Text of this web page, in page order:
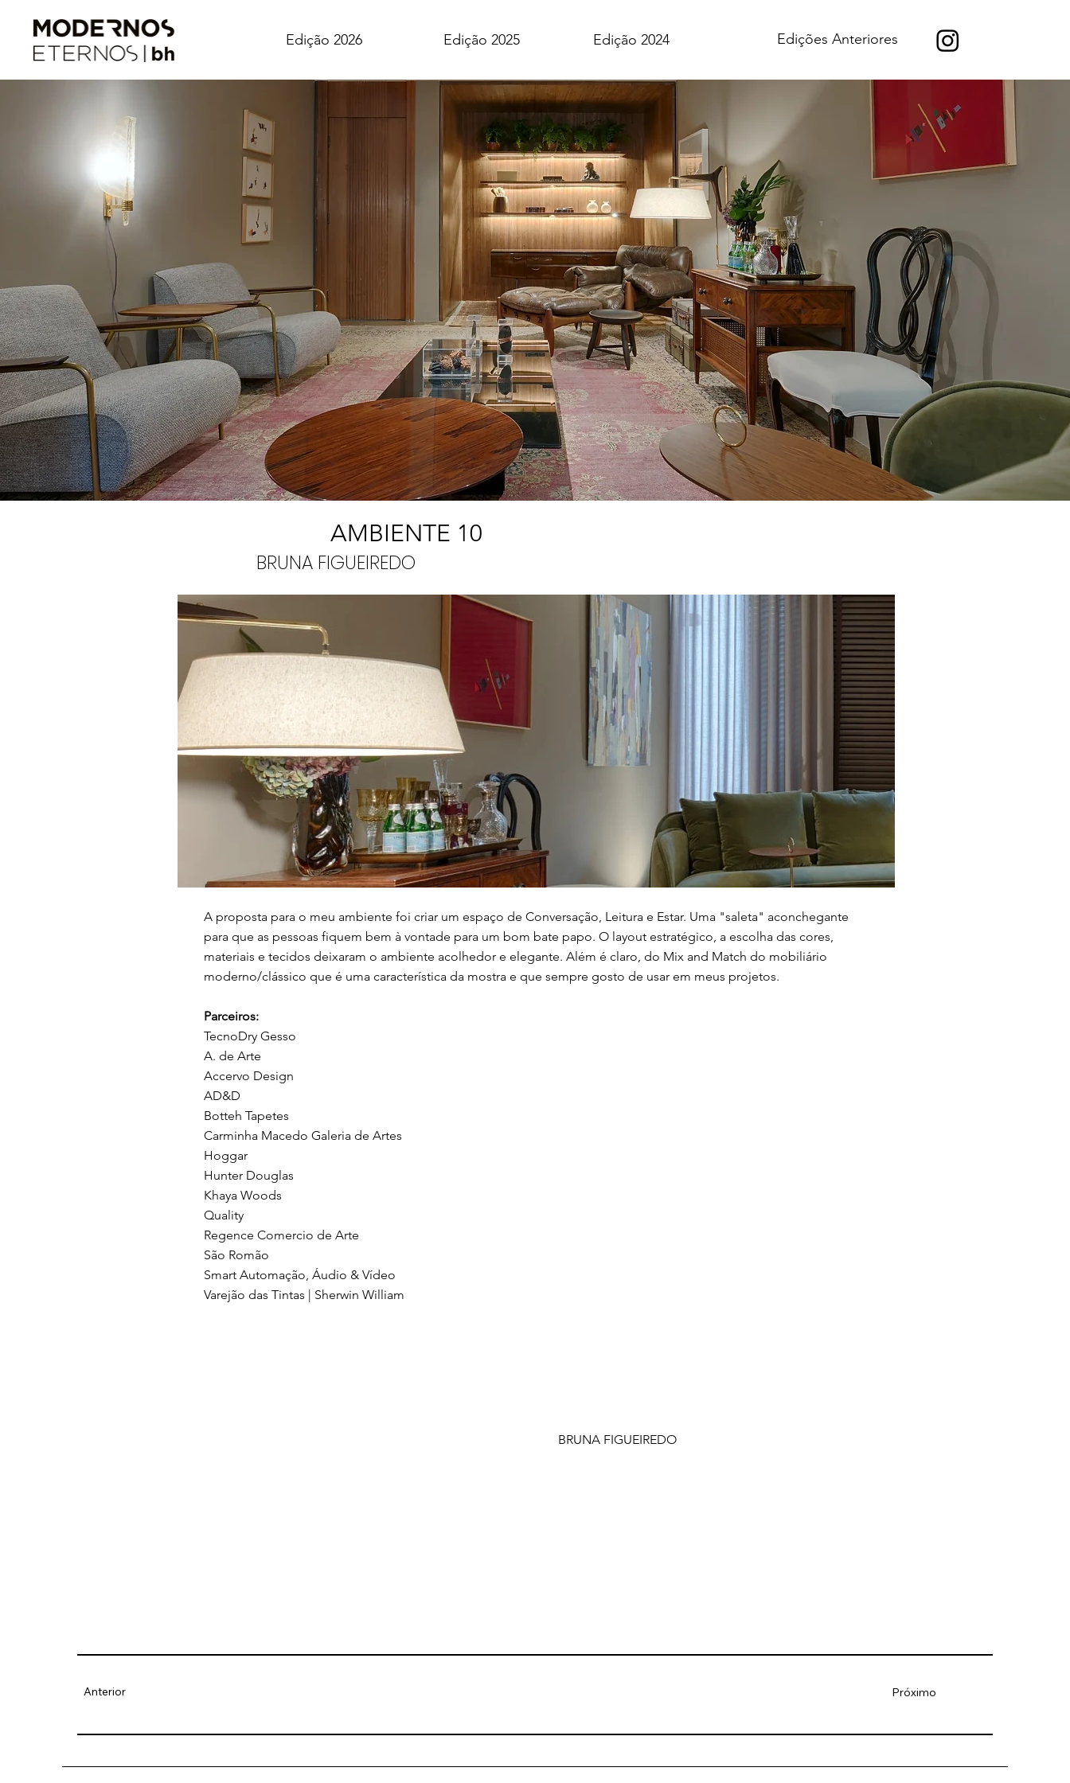
Edição 2026 Edição 2025 Edição 2024 Edições Anteriores
AMBIENTE 10
BRUNA FIGUEIREDO
A proposta para o meu ambiente foi criar um espaço de Conversação, Leitura e Estar. Uma "saleta" aconchegante
para que as pessoas fiquem bem à vontade para um bom bate papo. O layout estratégico, a escolha das cores,
materiais e tecidos deixaram o ambiente acolhedor e elegante. Além é claro, do Mix and Match do mobiliário
moderno/clássico que é uma característica da mostra e que sempre gosto de usar em meus projetos.
Parceiros:
TecnoDry Gesso
A. de Arte
Accervo Design
AD&D
Botteh Tapetes
Carminha Macedo Galeria de Artes
Hoggar
Hunter Douglas
Khaya Woods
Quality
Regence Comercio de Arte
São Romão
Smart Automação, Áudio & Vídeo
Varejão das Tintas | Sherwin William
BRUNA FIGUEIREDO
Anterior Próximo